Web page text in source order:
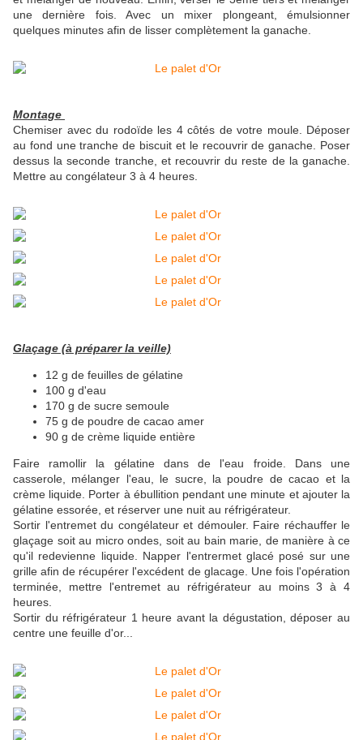
une dernière fois. Avec un mixer plongeant, émulsionner
quelques minutes afin de lisser complètement la ganache.
Montage
Chemiser avec du rodoïde les 4 côtés de votre moule. Déposer
au fond une tranche de biscuit et le recouvrir de ganache. Poser
dessus la seconde tranche, et recouvrir du reste de la ganache.
Mettre au congélateur 3 à 4 heures.
Glaçage (à préparer la veille)
12 g de feuilles de gélatine
100 g d'eau
170 g de sucre semoule
75 g de poudre de cacao amer
90 g de crème liquide entière
Faire ramollir la gélatine dans de l'eau froide. Dans une
casserole, mélanger l'eau, le sucre, la poudre de cacao et la
crème liquide. Porter à ébullition pendant une minute et ajouter la
gélatine essorée, et réserver une nuit au réfrigérateur.
Sortir l'entremet du congélateur et démouler. Faire réchauffer le
glaçage soit au micro ondes, soit au bain marie, de manière à ce
qu'il redevienne liquide. Napper l'entrermet glacé posé sur une
grille afin de récupérer l'excédent de glacage. Une fois l'opération
terminée, mettre l'entremet au réfrigérateur au moins 3 à 4
heures.
Sortir du réfrigérateur 1 heure avant la dégustation, déposer au
centre une feuille d'or...